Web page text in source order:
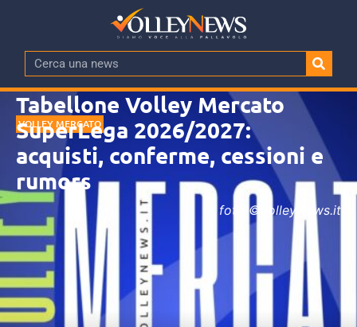
VOLLEY MERCATO
Tabellone Volley Mercato
SuperLega 2026/2027:
acquisti, conferme, cessioni e
rumors
foto ©VolleyNews.it